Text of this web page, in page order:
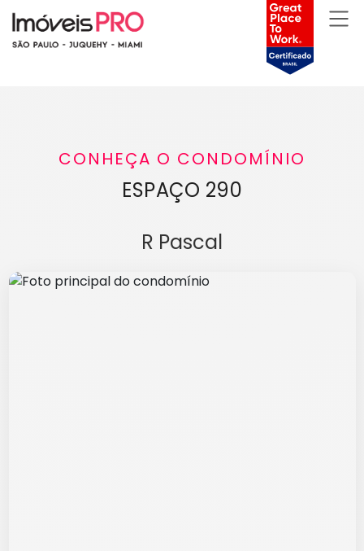
CONHEÇA O CONDOMÍNIO
ESPAÇO 290
R Pascal